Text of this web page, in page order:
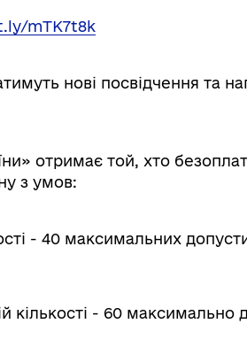
mTK7t8k
нові посвідчення та
отримає той, хто
з умов:
- 40 максимальних
кількості - 60 максимально